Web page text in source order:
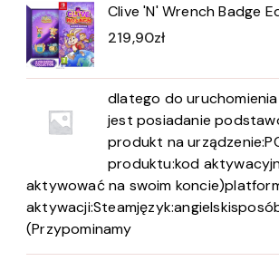
Clive 'N' Wrench Badge
219,90zł
dlatego do
jest posiadanie
produkt na
produktu:kod
aktywować na swoim
(Przypominamy